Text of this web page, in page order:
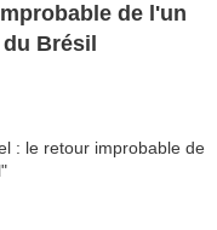
de l'un
Brésil